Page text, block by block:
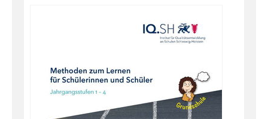
Pädagogik, Prävention
Unterrichts-, Personal-, Schulentwicklung
Unterrichtsfächer